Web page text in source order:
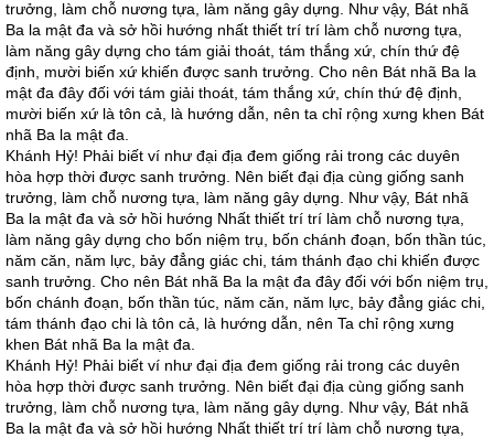
trưởng, làm chỗ nương tựa, làm năng gây dựng. Như vậy, Bát nhã
Ba la mật đa và sở hồi hướng nhất thiết trí trí làm chỗ nương tựa,
làm năng gây dựng cho tám giải thoát, tám thắng xứ, chín thứ đệ
định, mười biến xứ khiến được sanh trưởng. Cho nên Bát nhã Ba la
mật đa đây đối với tám giải thoát, tám thắng xứ, chín thứ đệ định,
mười biến xứ là tôn cả, là hướng dẫn, nên ta chỉ rộng xưng khen Bát
nhã Ba la mật đa.
Khánh Hỷ! Phải biết ví như đại địa đem giống rải trong các duyên
hòa hợp thời được sanh trưởng. Nên biết đại địa cùng giống sanh
trưởng, làm chỗ nương tựa, làm năng gây dựng. Như vậy, Bát nhã
Ba la mật đa và sở hồi hướng Nhất thiết trí trí làm chỗ nương tựa,
làm năng gây dựng cho bốn niệm trụ, bốn chánh đoạn, bốn thần túc,
năm căn, năm lực, bảy đẳng giác chi, tám thánh đạo chi khiến được
sanh trưởng. Cho nên Bát nhã Ba la mật đa đây đối với bốn niệm trụ,
bốn chánh đoạn, bốn thần túc, năm căn, năm lực, bảy đẳng giác chi,
tám thánh đạo chi là tôn cả, là hướng dẫn, nên Ta chỉ rộng xưng
khen Bát nhã Ba la mật đa.
Khánh Hỷ! Phải biết ví như đại địa đem giống rải trong các duyên
hòa hợp thời được sanh trưởng. Nên biết đại địa cùng giống sanh
trưởng, làm chỗ nương tựa, làm năng gây dựng. Như vậy, Bát nhã
Ba la mật đa và sở hồi hướng Nhất thiết trí trí làm chỗ nương tựa,